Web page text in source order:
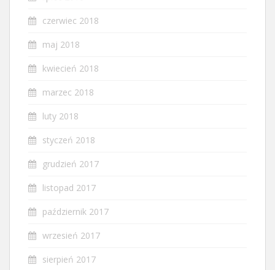
czerwiec 2018
maj 2018
kwiecień 2018
marzec 2018
luty 2018
styczeń 2018
grudzień 2017
listopad 2017
październik 2017
wrzesień 2017
sierpień 2017